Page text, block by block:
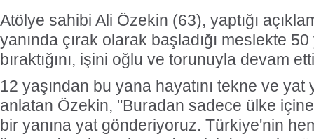
Atölye sahibi Ali Özekin (63), yaptığı
yanında çırak olarak başladığı meslekte 50
bıraktığını, işini oğlu ve torunuyla devam
12 yaşından bu yana hayatını tekne ve
anlatan Özekin, "Buradan sadece ülke
bir yanına yat gönderiyoruz. Türkiye'nin